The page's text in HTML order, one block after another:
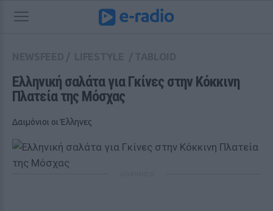
Ελληνική σαλάτα για Γκίνες στην Κόκκινη
Πλατεία της Μόσχας
Δαιμόνιοι οι Έλληνες